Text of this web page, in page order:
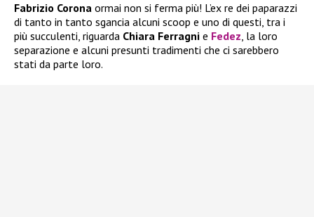
Fabrizio Corona ormai non si ferma più! L’ex re dei paparazzi
di tanto in tanto sgancia alcuni scoop e uno di questi, tra i
più succulenti, riguarda Chiara Ferragni e Fedez, la loro
separazione e alcuni presunti tradimenti che ci sarebbero
stati da parte loro.